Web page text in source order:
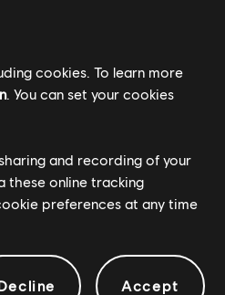
cookies. To learn more
. You can set your cookies
and recording of your
these online tracking
preferences at any time
Accept